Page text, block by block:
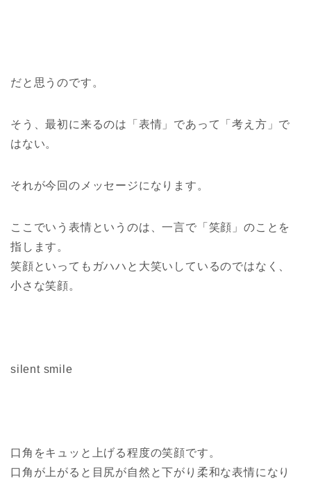
だと思うのです。
そう、最初に来るのは「表情」であって「考え方」で
はない。
それが今回のメッセージになります。
ここでいう表情というのは、一言で「笑顔」のことを
指します。
笑顔といってもガハハと大笑いしているのではなく、
小さな笑顔。
silent smile
口角をキュッと上げる程度の笑顔です。
口角が上がると目尻が自然と下がり柔和な表情になり